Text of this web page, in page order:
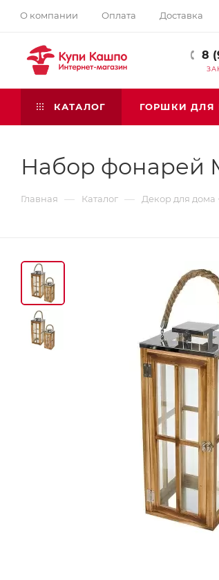
О компании Оплата Доставка
8
КАТАЛОГ ГОРШКИ ДЛЯ
Набор фонарей
Главная — Каталог — Декор для дома